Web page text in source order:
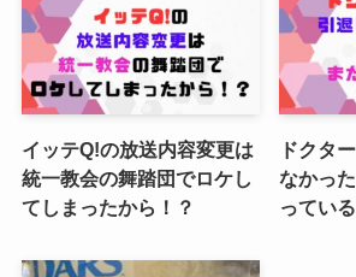
イッテQ!の放送内容変更は
統一教会の舞踏団でロケし
てしまったから！？
ドクタ
なかっ
っている